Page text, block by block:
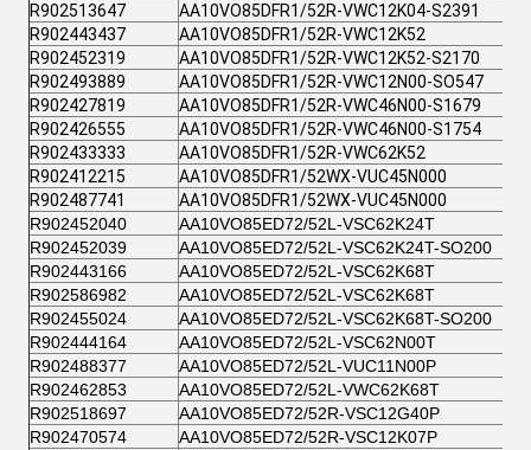
R902513647
AA10VO85DFR1/52R-VWC12K04-S2391
R902443437
AA10VO85DFR1/52R-VWC12K52
R902452319
AA10VO85DFR1/52R-VWC12K52-S2170
R902493889
AA10VO85DFR1/52R-VWC12N00-SO547
R902427819
AA10VO85DFR1/52R-VWC46N00-S1679
R902426555
AA10VO85DFR1/52R-VWC46N00-S1754
R902433333
AA10VO85DFR1/52R-VWC62K52
R902412215
AA10VO85DFR1/52WX-VUC45N000
R902487741
AA10VO85DFR1/52WX-VUC45N000
R902452040
AA10VO85ED72/52L-VSC62K24T
R902452039
AA10VO85ED72/52L-VSC62K24T-SO200
R902443166
AA10VO85ED72/52L-VSC62K68T
R902586982
AA10VO85ED72/52L-VSC62K68T
R902455024
AA10VO85ED72/52L-VSC62K68T-SO200
R902444164
AA10VO85ED72/52L-VSC62N00T
R902488377
AA10VO85ED72/52L-VUC11N00P
R902462853
AA10VO85ED72/52L-VWC62K68T
R902518697
AA10VO85ED72/52R-VSC12G40P
R902470574
AA10VO85ED72/52R-VSC12K07P